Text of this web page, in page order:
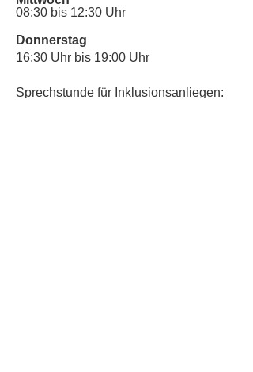
08:30 bis 12:30 Uhr
Donnerstag
16:30 Uhr bis 19:00 Uhr
Sprechstunde für Inklusionsanliegen: